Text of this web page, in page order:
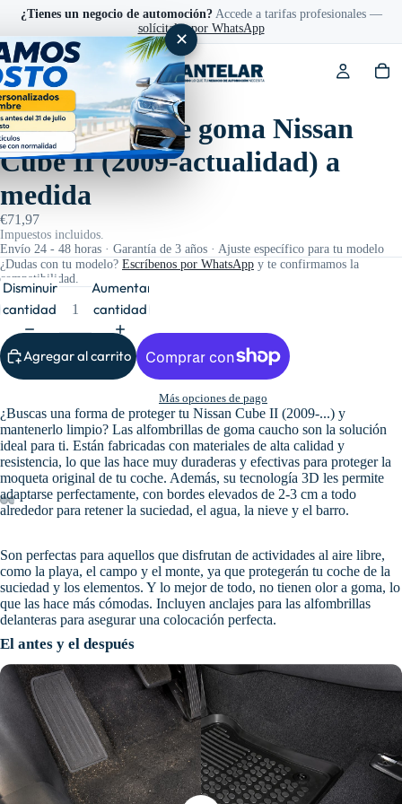
¿Tienes un negocio de automoción?Accede a tarifas profesionales —
solícitalas por WhatsApp
✕
Ref: 201815
Alfombrillas de goma Nissan
Cube II (2009-actualidad) a
medida
€71,97
Impuestos incluidos.
Envío 24 - 48 horas · Garantía de 3 años · Ajuste específico para tu modelo
¿Dudas con tu modelo? Escríbenos por WhatsApp y te confirmamos la
compatibilidad.
Disminuir
cantidad
Aumentar
cantidad
Agregar al carrito
Más opciones de pago
¿Buscas una forma de proteger tu Nissan Cube II (2009-...) y
mantenerlo limpio? Las alfombrillas de goma caucho son la solución
ideal para ti. Están fabricadas con materiales de alta calidad y
resistencia, lo que las hace muy duraderas y efectivas para proteger la
moqueta original de tu coche. Además, su tecnología 3D les permite
adaptarse perfectamente, con bordes elevados de 2-3 cm a todo
alrededor para retener la suciedad, el agua, la nieve y el barro.
Son perfectas para aquellos que disfrutan de actividades al aire libre,
como la playa, el campo y el monte, ya que protegerán tu coche de la
suciedad y los elementos. Y lo mejor de todo, no tienen olor a goma, lo
que las hace más cómodas. Incluyen anclajes para las alfombrillas
delanteras para asegurar una colocación perfecta.
El antes y el después